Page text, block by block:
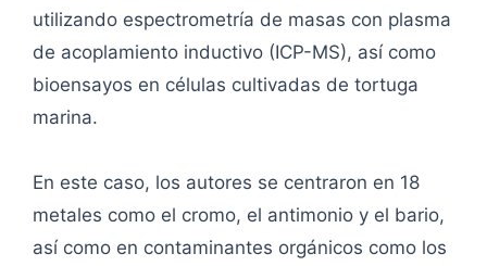
utilizando espectrometría de masas con plasma
de acoplamiento inductivo (ICP-MS), así como
bioensayos en células cultivadas de tortuga
marina.
En este caso, los autores se centraron en 18
metales como el cromo, el antimonio y el bario,
así como en contaminantes orgánicos como los